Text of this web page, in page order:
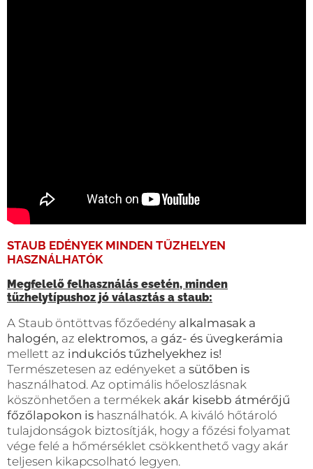
STAUB EDÉNYEK MINDEN TŰZHELYEN
HASZNÁLHATÓK
Megfelelő felhasználás esetén, minden
tűzhelytípushoz jó választás a staub:
A Staub öntöttvas főzőedény alkalmasak a
halogén, az elektromos, a gáz- és üvegkerámia
mellett az indukciós tűzhelyekhez is!
Természetesen az edényeket a sütőben is
használhatod. Az optimális hőeloszlásnak
köszönhetően a termékek akár kisebb átmérőjű
főzőlapokon is használhatók. A kiváló hőtároló
tulajdonságok biztosítják, hogy a főzési folyamat
vége felé a hőmérséklet csökkenthető vagy akár
teljesen kikapcsolható legyen.